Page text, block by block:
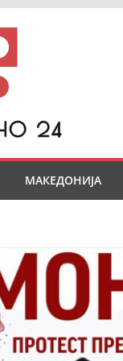
МАКЕДОНИЈА